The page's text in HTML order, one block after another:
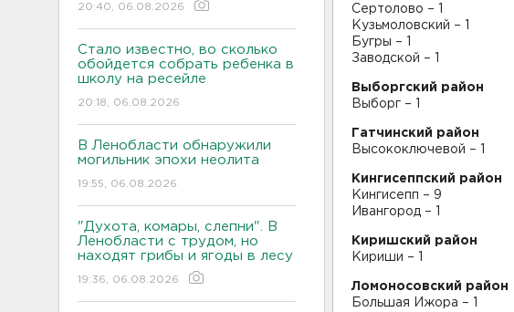
20:40, 06.08.2026
Стало известно, во сколько
обойдется собрать ребенка в
школу на ресейле
20:18, 06.08.2026
В Ленобласти обнаружили
могильник эпохи неолита
19:55, 06.08.2026
"Духота, комары, слепни". В
Ленобласти с трудом, но
находят грибы и ягоды в лесу
19:36, 06.08.2026
Сертолово – 1
Кузьмоловский – 1
Бугры – 1
Заводской – 1
Выборгский район
Выборг – 1
Гатчинский район
Высокоключевой – 1
Кингисеппский район
Кингисепп – 9
Ивангород – 1
Киришский район
Кириши – 1
Ломоносовский район
Большая Ижора – 1